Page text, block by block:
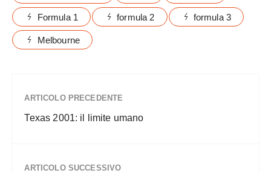
Formula 1 formula 2 formula 3
Melbourne
ARTICOLO PRECEDENTE
Texas 2001: il limite umano
ARTICOLO SUCCESSIVO